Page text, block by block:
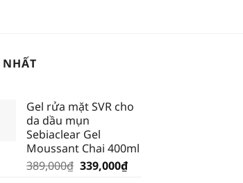
Gel rửa mặt SVR cho
da dầu mụn
Sebiaclear Gel
Moussant Chai 400ml
389,000₫ Giá
339,000₫Giá